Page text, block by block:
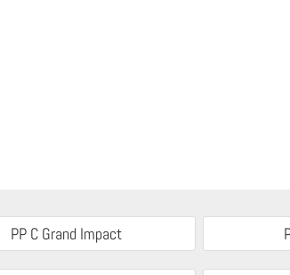
PP C Grand Impact